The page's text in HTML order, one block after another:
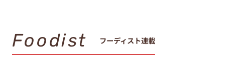
Foodist フーディスト連載